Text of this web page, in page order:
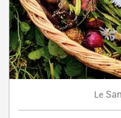
Le